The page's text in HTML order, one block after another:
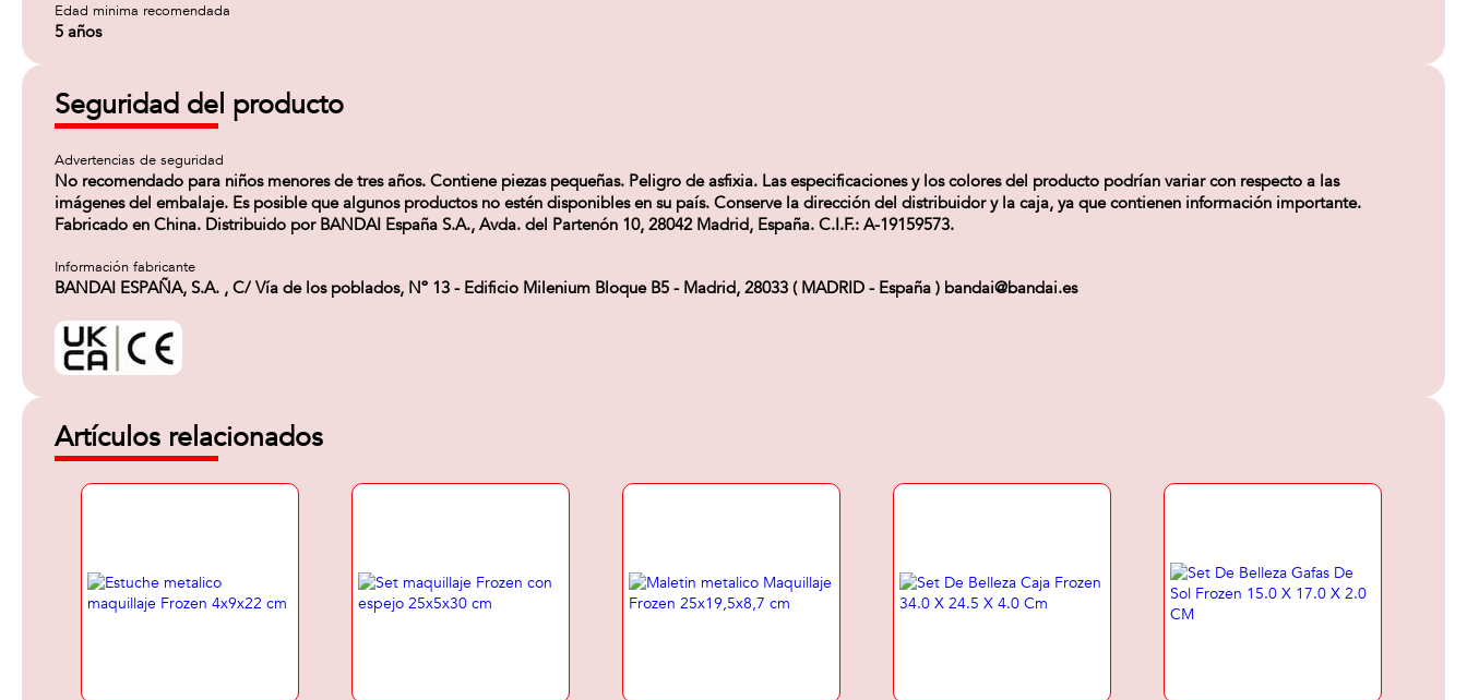
Edad minima recomendada
5 años
Seguridad del producto
Advertencias de seguridad
No recomendado para niños menores de tres años. Contiene piezas pequeñas. Peligro de asfixia. Las especificaciones y los colores del producto podrían variar con respecto a las
imágenes del embalaje. Es posible que algunos productos no estén disponibles en su país. Conserve la dirección del distribuidor y la caja, ya que contienen información importante.
Fabricado en China. Distribuido por BANDAI España S.A., Avda. del Partenón 10, 28042 Madrid, España. C.I.F.: A-19159573.
Información fabricante
BANDAI ESPAÑA, S.A. , C/ Vía de los poblados, Nº 13 - Edificio Milenium Bloque B5 - Madrid, 28033 ( MADRID - España ) bandai@bandai.es
Artículos relacionados